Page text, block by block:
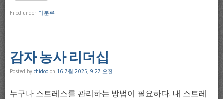
Filed under 미분류
감자 농사 리더십
Posted by chidoo on 16 7월 2025, 9:27 오전
누구나 스트레스를 관리하는 방법이 필요하다. 내 스트레